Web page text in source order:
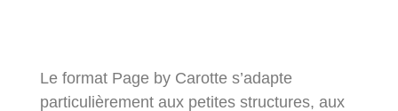
Le format Page by Carotte s’adapte
particulièrement aux petites structures, aux